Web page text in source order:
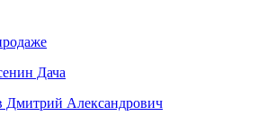
Дача
Александрович